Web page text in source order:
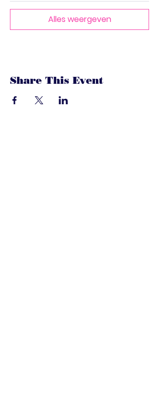
Alles weergeven
Share This Event